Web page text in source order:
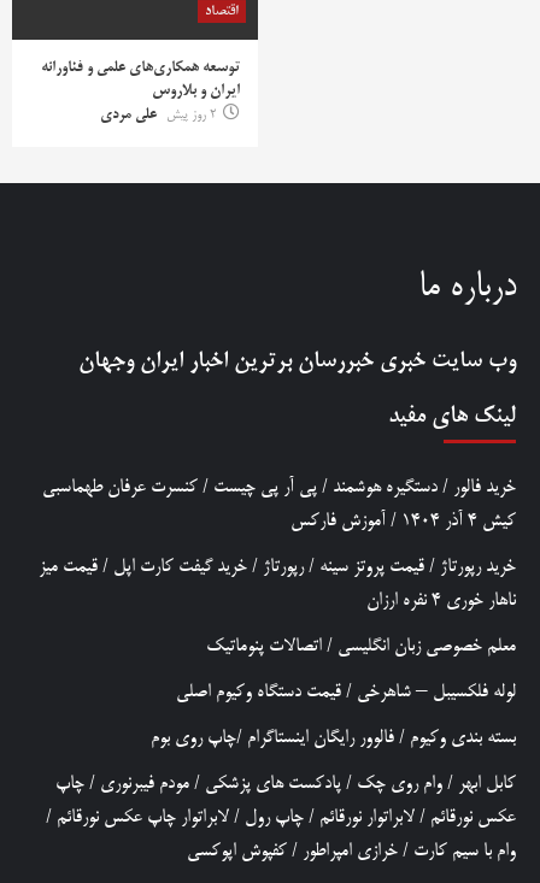
اقتصاد
توسعه همکاری‌های علمی و فناورانه
ایران و بلاروس
2 روز پیش
علی مردی
درباره ما
وب سایت خبری خبررسان برترین اخبار ایران وجهان
لینک های مفید
خرید فالور / دستگیره هوشمند / پی آر پی چیست / کنسرت عرفان طهماسبی
کیش 4 آذر 1404
/ آموزش فارکس
خرید رپورتاژ / قیمت پروتز سینه /رپورتاژ / خرید گیفت کارت اپل / قیمت میز
ناهار خوری 4 نفره ارزان
معلم خصوصی زبان انگلیسی / اتصالات پنوماتیک
لوله فلکسیبل – شاهرخی / قیمت دستگاه وکیوم اصلی
بسته بندی وکیوم / فالوور رایگان اینستاگرام /چاپ روی بوم
کابل ابهر / وام روی چک / پادکست های پزشکی / مودم فیبرنوری / چاپ
عکس نورقائم / لابراتوار نورقائم / چاپ رول / لابراتوار چاپ عکس نورقائم /
وام با سیم کارت / خرازی امپراطور / کفپوش اپوکسی